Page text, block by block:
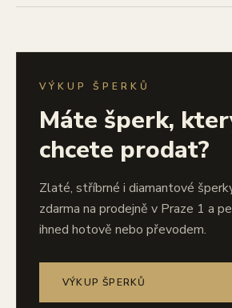
VÝKUP ŠPERKŮ
Máte šperk,
chcete prodat?
Zlaté, stříbrné i diamantové
zdarma na prodejně v Praze 1 a
ihned hotově nebo převodem.
VÝKUP ŠPERKŮ